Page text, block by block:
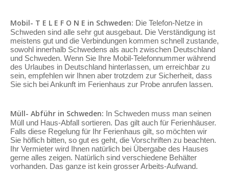
Mobil- T E L E F O N E in Schweden: Die Telefon-Netze in
Schweden sind alle sehr gut ausgebaut. Die Verständigung ist
meistens gut und die Verbindungen kommen schnell zustande,
sowohl innerhalb Schwedens als auch zwischen Deutschland
und Schweden. Wenn Sie Ihre Mobil-Telefonnummer während
des Urlaubes in Deutschland hinterlassen, um erreichbar zu
sein, empfehlen wir Ihnen aber trotzdem zur Sicherheit, dass
Sie sich bei Ankunft im Ferienhaus zur Probe anrufen lassen.
Müll- Abführ in Schweden: In Schweden muss man seinen
Müll und Haus-Abfall sortieren. Das gilt auch für Ferienhäuser.
Falls diese Regelung für Ihr Ferienhaus gilt, so möchten wir
Sie höflich bitten, so gut es geht, die Vorschriften zu beachten.
Ihr Vermieter wird Ihnen natürlich bei Übergabe des Hauses
gerne alles zeigen. Natürlich sind verschiedene Behälter
vorhanden. Das ganze ist kein grosser Arbeits-Aufwand.